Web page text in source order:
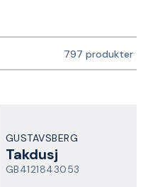
797 produkter
GUSTAVSBERG
Takdusj
GB4121843053